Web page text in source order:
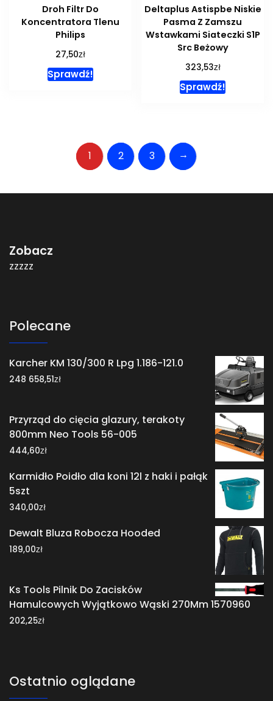
Droh Filtr Do
Koncentratora Tlenu
Philips
27,50zł
Sprawdź!
Deltaplus Astispbe Niskie
Pasma Z Zamszu
Wstawkami Siateczki S1P
Src Beżowy
323,53zł
Sprawdź!
1 2 3 →
Zobacz
zzzzz
Polecane
Karcher KM 130/300 R Lpg 1.186-121.0
248 658,51zł
Przyrząd do cięcia glazury, terakoty
800mm Neo Tools 56-005
444,60zł
Karmidło Poidło dla koni 12l z haki i pałąk
5szt
340,00zł
Dewalt Bluza Robocza Hooded
189,00zł
Ks Tools Pilnik Do Zacisków
Hamulcowych Wyjątkowo Wąski 270Mm 1570960
202,25zł
Ostatnio oglądane